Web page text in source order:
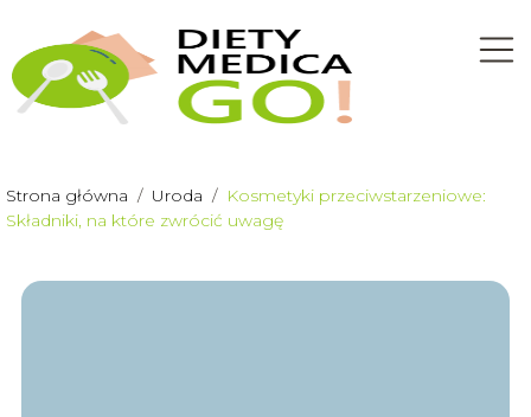
Strona główna / Uroda / Kosmetyki przeciwstarzeniowe:
Składniki, na które zwrócić uwagę